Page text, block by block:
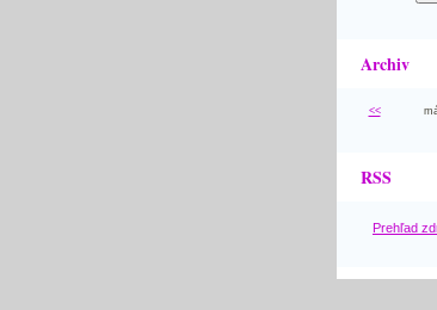
Archiv
<<
RSS
Prehľad